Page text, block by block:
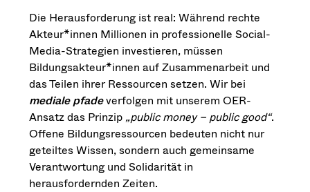
Die Herausforderung ist real: Während rechte
Akteur*innen Millionen in professionelle Social-
Media-Strategien investieren, müssen
Bildungsakteur*innen auf Zusammenarbeit und
das Teilen ihrer Ressourcen setzen. Wir bei
mediale pfadeverfolgen mit unserem OER-
Ansatz das Prinzip „public money – public good“.
Offene Bildungsressourcen bedeuten nicht nur
geteiltes Wissen, sondern auch gemeinsame
Verantwortung und Solidarität in
herausfordernden Zeiten.